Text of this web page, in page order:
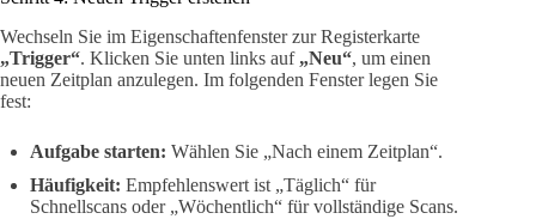
Wechseln Sie im Eigenschaftenfenster zur Registerkarte
„Trigger“. Klicken Sie unten links auf „Neu“, um einen
neuen Zeitplan anzulegen. Im folgenden Fenster legen Sie
fest:
Aufgabe starten: Wählen Sie „Nach einem Zeitplan“.
Häufigkeit: Empfehlenswert ist „Täglich“ für
Schnellscans oder „Wöchentlich“ für vollständige Scans.